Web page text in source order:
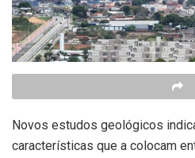
Novos estudos geológicos
características que a colocam